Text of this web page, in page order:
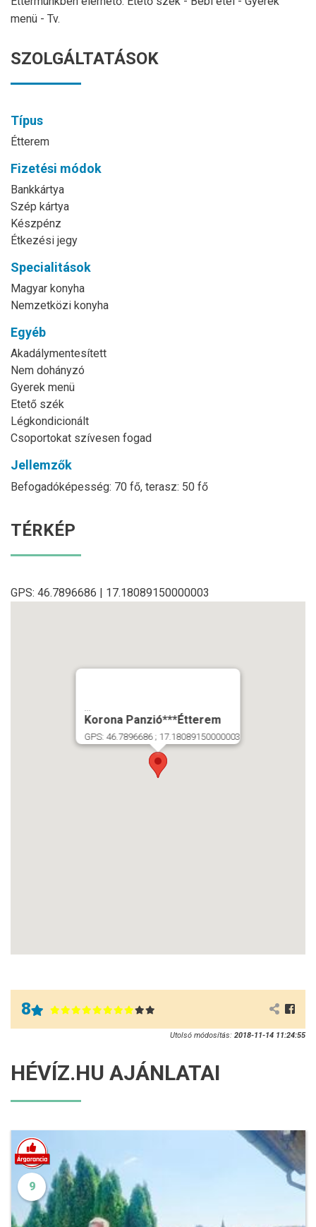
menü - Tv.
SZOLGÁLTATÁSOK
Típus
Étterem
Fizetési módok
Bankkártya
Szép kártya
Készpénz
Étkezési jegy
Specialitások
Magyar konyha
Nemzetközi konyha
Egyéb
Akadálymentesített
Nem dohányzó
Gyerek menü
Etető szék
Légkondicionált
Csoportokat szívesen fogad
Jellemzők
Befogadóképesség: 70 fő, terasz: 50 fő
TÉRKÉP
GPS: 46.7896686 | 17.18089150000003
...
Korona Panzió***Étterem
GPS: 46.7896686 ; 17.18089150000003
8
Utolsó módosítás: 2018-11-14 11:24:55
HÉVÍZ.HU AJÁNLATAI
9